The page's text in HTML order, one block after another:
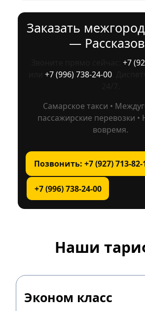
Заказать
—
+7
+7 (996) 738‑24‑00.
Самарское такси •
пассажирские перевозки
вовремя.
Позвонить: +7 (927)
+7 (996) 738‑24‑00
Наши
Эконом класс